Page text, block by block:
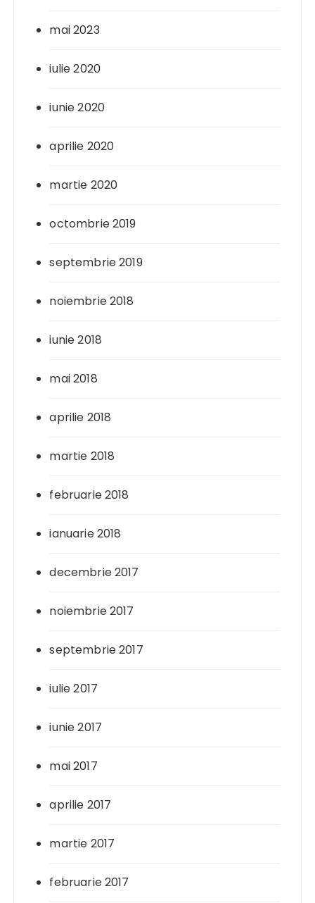
mai 2023
iulie 2020
iunie 2020
aprilie 2020
martie 2020
octombrie 2019
septembrie 2019
noiembrie 2018
iunie 2018
mai 2018
aprilie 2018
martie 2018
februarie 2018
ianuarie 2018
decembrie 2017
noiembrie 2017
septembrie 2017
iulie 2017
iunie 2017
mai 2017
aprilie 2017
martie 2017
februarie 2017